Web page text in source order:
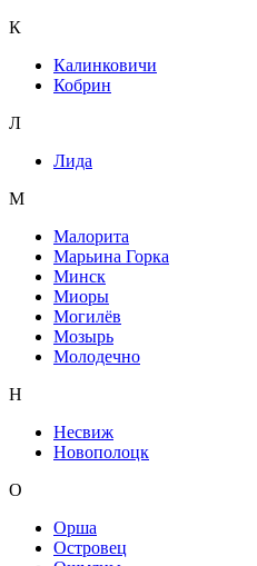
К
Калинковичи
Кобрин
Л
Лида
М
Малорита
Марьина Горка
Минск
Миоры
Могилёв
Мозырь
Молодечно
Н
Несвиж
Новополоцк
О
Орша
Островец